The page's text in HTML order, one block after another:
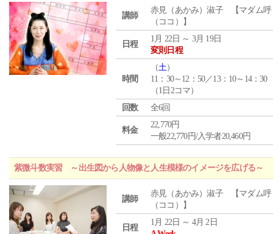
講師
赤見（あかみ）淑子 【マダム呼
（ココ）】
日程
1月 22日 ～ 3月 19日
変則日程
時間
（土）
11：30～12：50／13：10～14：30
（1日2コマ）
回数
全6回
料金
22,770円
一般22,770円/入学者20,460円
紫微斗数実習 ～出生図から人物像と人生模様のイメージを広げる～
講師
赤見（あかみ）淑子 【マダム呼
（ココ）】
日程
1月 22日 ～ 4月 2日